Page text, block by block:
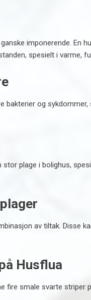
imponerende. En
spesielt i varme,
bakterier og
plage i bolighus,
av tiltak. Disse
Husflua
fire smale svarte striper